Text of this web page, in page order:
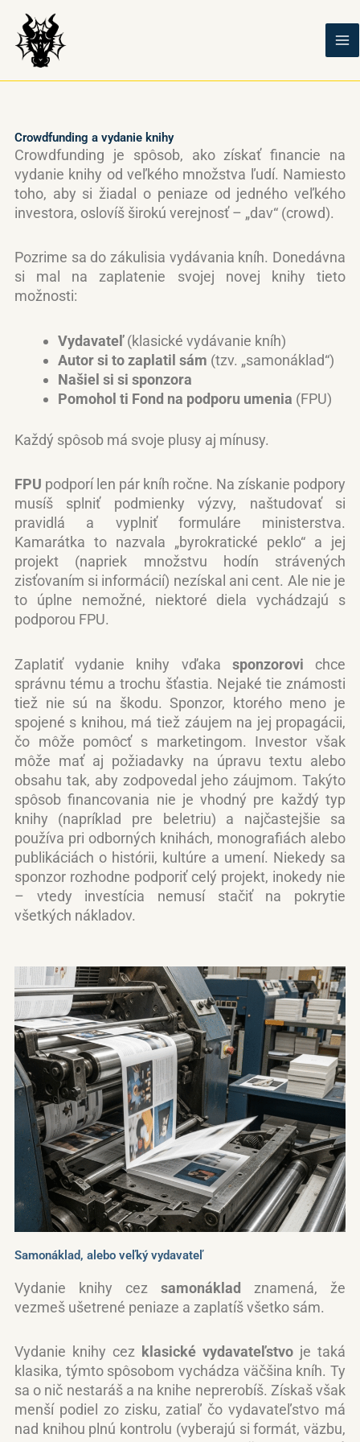
obsah
Crowdfunding a vydanie knihy
Crowdfunding je spôsob, ako získať financie na
vydanie knihy od veľkého množstva ľudí. Namiesto
toho, aby si žiadal o peniaze od jedného veľkého
investora, oslovíš širokú verejnosť – „dav“ (crowd).
Pozrime sa do zákulisia vydávania kníh. Donedávna
si mal na zaplatenie svojej novej knihy tieto
možnosti:
Vydavateľ(klasické vydávanie kníh)
Autor si to zaplatil sám (tzv. „samonáklad“)
Našiel si si sponzora
Pomohol ti Fond na podporu umenia (FPU)
Každý spôsob má svoje plusy aj mínusy.
FPU podporí len pár kníh ročne. Na získanie podpory
musíš splniť podmienky výzvy, naštudovať si
pravidlá a vyplniť formuláre ministerstva.
Kamarátka to nazvala „byrokratické peklo“ a jej
projekt (napriek množstvu hodín strávených
zisťovaním si informácií) nezískal ani cent. Ale nie je
to úplne nemožné, niektoré diela vychádzajú s
podporou FPU.
Zaplatiť vydanie knihy vďaka sponzorovi chce
správnu tému a trochu šťastia. Nejaké tie známosti
tiež nie sú na škodu. Sponzor, ktorého meno je
spojené s knihou, má tiež záujem na jej propagácii,
čo môže pomôcť s marketingom. Investor však
môže mať aj požiadavky na úpravu textu alebo
obsahu tak, aby zodpovedal jeho záujmom. Takýto
spôsob financovania nie je vhodný pre každý typ
knihy (napríklad pre beletriu) a najčastejšie sa
používa pri odborných knihách, monografiách alebo
publikáciách o histórii, kultúre a umení. Niekedy sa
sponzor rozhodne podporiť celý projekt, inokedy nie
– vtedy investícia nemusí stačiť na pokrytie
všetkých nákladov.
Samonáklad, alebo veľký vydavateľ
Vydanie knihy cezsamonáklad
znamená, že
vezmeš ušetrené peniaze a zaplatíš všetko sám.
Vydanie knihy cez klasické vydavateľstvo je taká
klasika, týmto spôsobom vychádza väčšina kníh. Ty
sa o nič nestaráš a na knihe neprerobíš. Získaš však
menší podiel zo zisku, zatiaľ čo vydavateľstvo má
nad knihou plnú kontrolu (vyberajú si formát, väzbu,